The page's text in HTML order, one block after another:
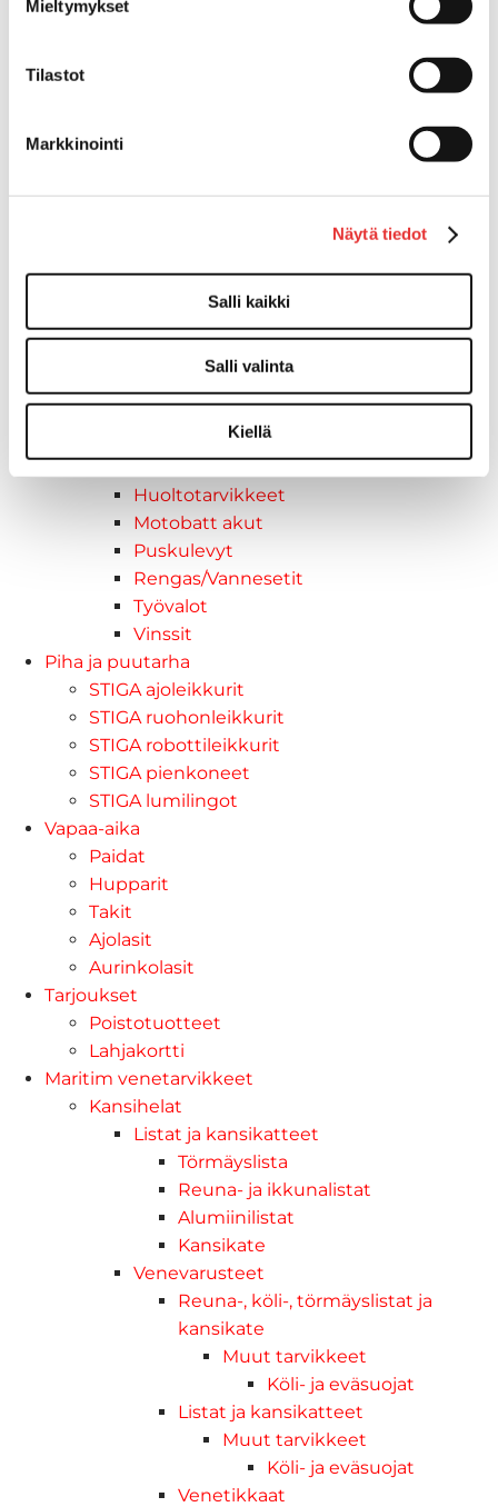
Mieltymykset
Tilastot
Markkinointi
Näytä tiedot
Salli kaikki
Salli valinta
Kiellä
Mönkijät
Traxter 2026
Maverick mallisto
Maverick 2025
Maverick 2026
Ajolasit
Can-Am varusteet
Huoltotarvikkeet
Motobatt akut
Puskulevyt
Rengas/Vannesetit
Työvalot
Vinssit
Piha ja puutarha
STIGA ajoleikkurit
STIGA ruohonleikkurit
STIGA robottileikkurit
STIGA pienkoneet
STIGA lumilingot
Vapaa-aika
Paidat
Hupparit
Takit
Ajolasit
Aurinkolasit
Tarjoukset
Poistotuotteet
Lahjakortti
Maritim venetarvikkeet
Kansihelat
Listat ja kansikatteet
Törmäyslista
Reuna- ja ikkunalistat
Alumiinilistat
Kansikate
Venevarusteet
Reuna-, köli-, törmäyslistat ja
kansikate
Muut tarvikkeet
Köli- ja eväsuojat
Listat ja kansikatteet
Muut tarvikkeet
Köli- ja eväsuojat
Venetikkaat